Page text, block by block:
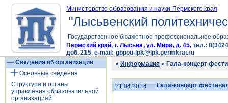
Министерство образования и науки Пермского края
"Лысьвенский
Государственное бюджетное профессиональное
Пермский край, г. Лысьва, ул. Мира, д. 45, тел.:
доб. 215, e-mail: gbpou-lpk@lpk.permkrai.ru
Сведения об организации
Основные сведения
Структура и органы
управления образовательной
организацией
» Информация » Гала-концерт
21.04.2014 Гала-концерт